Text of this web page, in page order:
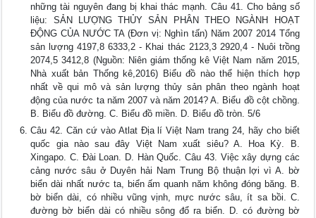
những tài nguyên đang bị khai thác mạnh. Câu 41. Cho bảng số
liệu: SẢN LƯỢNG THỦY SẢN PHÂN THEO NGÀNH HOẠT
ĐỘNG CỦA NƯỚC TA (Đơn vị: Nghìn tấn) Năm 2007 2014 Tổng
sản lượng 4197,8 6333,2 - Khai thác 2123,3 2920,4 - Nuôi trồng
2074,5 3412,8 (Nguồn: Niên giám thống kê Việt Nam năm 2015,
Nhà xuất bản Thống kê,2016) Biểu đồ nào thể hiện thích hợp
nhất về qui mô và sản lượng thủy sản phân theo ngành hoạt
động của nước ta năm 2007 và năm 2014? A. Biểu đồ cột chồng.
B. Biểu đồ đường. C. Biểu đồ miền. D. Biểu đồ tròn. 5/6
Câu 42. Căn cứ vào Atlat Địa lí Việt Nam trang 24, hãy cho biết
quốc gia nào sau đây Việt Nam xuất siêu? A. Hoa Kỳ. B.
Xingapo. C. Đài Loan. D. Hàn Quốc. Câu 43. Việc xây dựng các
cảng nước sâu ở Duyên hải Nam Trung Bộ thuận lợi vì A. bờ
biển dài nhất nước ta, biển ấm quanh năm không đóng băng. B.
bờ biển dài, có nhiều vũng vịnh, mực nước sâu, ít sa bồi. C.
đường bờ biển dài có nhiều sông đổ ra biển. D. có đường bờ